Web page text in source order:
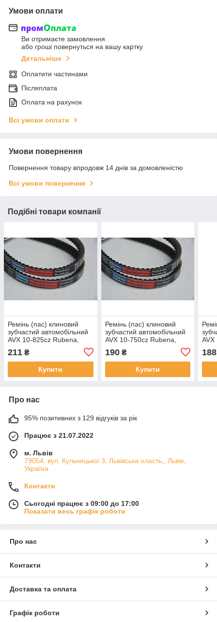
Умови оплати
Ви отримаєте замовлення
або гроші повернуться на вашу картку
Детальніше
Оплатити частинами
Післяплата
Оплата на рахунок
Всі умови оплати
Умови повернення
Повернення товару впродовж 14 днів за домовленістю
Всі умови повернення
Подібні товари компанії
Ремінь (пас) клиновий
зубчастий автомобільний
AVX 10-825cz Rubena,
211 ₴
Купити
Ремінь (пас) клиновий
зубчастий автомобільний
AVX 10-750cz Rubena,
190₴
Купити
188
Про нас
95% позитивних з 129 відгуків за рік
Працює з 21.07.2022
м. Львів
79054, вул. Кульчицької 3, Львівська оласть,, Львів,
Україна
Контакти
Сьогодні працює з 09:00 до 17:00
Показати весь графік роботи
Про нас
Контакти
Доставка та оплата
Графік роботи